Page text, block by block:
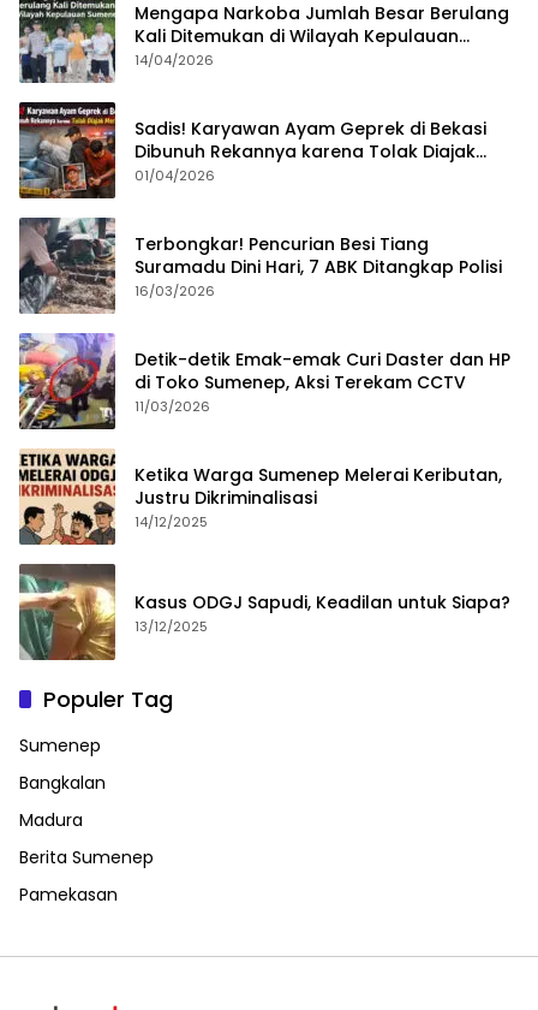
Mengapa Narkoba Jumlah Besar Berulang
Kali Ditemukan di Wilayah Kepulauan
Sumenep?
14/04/2026
Sadis! Karyawan Ayam Geprek di Bekasi
Dibunuh Rekannya karena Tolak Diajak
Merampok Majikan
01/04/2026
Terbongkar! Pencurian Besi Tiang
Suramadu Dini Hari, 7 ABK Ditangkap Polisi
16/03/2026
Detik-detik Emak-emak Curi Daster dan HP
di Toko Sumenep, Aksi Terekam CCTV
11/03/2026
Ketika Warga Sumenep Melerai Keributan,
Justru Dikriminalisasi
14/12/2025
Kasus ODGJ Sapudi, Keadilan untuk Siapa?
13/12/2025
Populer Tag
Sumenep
Bangkalan
Madura
Berita Sumenep
Pamekasan